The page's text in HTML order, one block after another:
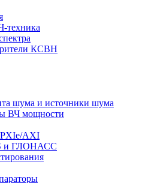
техника
КСВН
шума и источники шума
ВЧ мощности
AXI
и ГЛОНАСС